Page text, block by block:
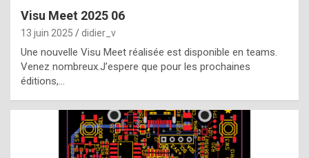
t
t
e
b
e
Visu Meet 2025 06
13 juin 2025 didier_v
Une nouvelle Visu Meet réalisée est disponible en teams.
Venez nombreux.J’espere que pour les prochaines
éditions,…